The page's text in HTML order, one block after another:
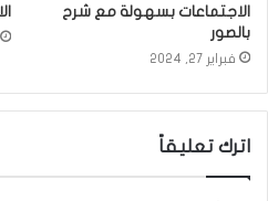
الاجتماعات بسهولة مع شرح
بالصور
فبراير 27, 2024
اترك تعليقاً